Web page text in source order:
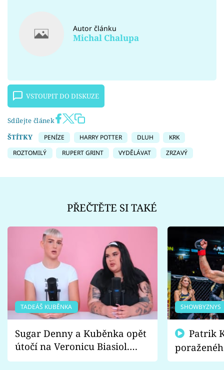
Autor článku
Michal Chalupa
VSTOUPIT DO DISKUZE
Sdílejte článek
ŠTÍTKY
PENÍZE HARRY POTTER DLUH
KRK
ROZTOMILÝ
RUPERT GRINT VYDĚLÁVAT ZRZAVÝ
PŘEČTĚTE SI TAKÉ
TADEÁŠ KUBĚNKA
Sugar Denny a Kuběnka opět
útočí na Veronicu Biasiol.
Proč je podle nich falešná a
SHOWBYZNYS
fanoušci